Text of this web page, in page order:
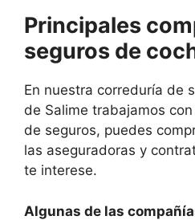
Principales
seguros de
En nuestra correduría de
de Salime trabajamos
de seguros, puedes
las aseguradoras y
te interese.
Algunas de las